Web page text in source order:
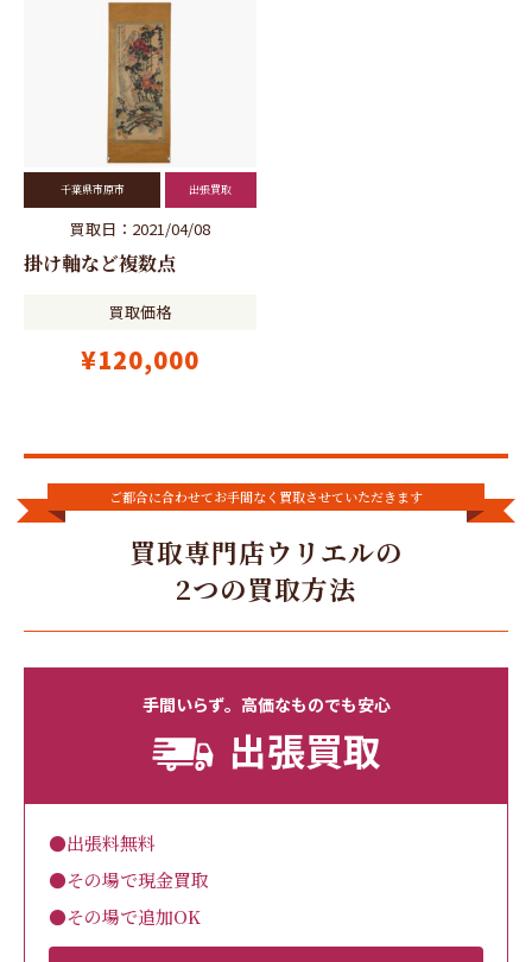
千葉県市原市 出張買取
買取日：2021/04/08
掛け軸など複数点
買取価格
¥120,000
ご都合に合わせてお手間なく買取させていただきます
買取専門店ウリエルの
2つの買取方法
手間いらず。高価なものでも安心
出張買取
●出張料無料
●その場で現金買取
●その場で追加OK